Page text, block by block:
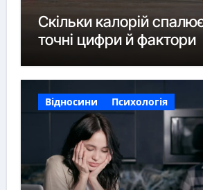
Скільки калорій
точні цифри й фактори
Відносини Психологія